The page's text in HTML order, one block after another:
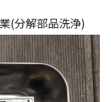
(分解部品洗浄)